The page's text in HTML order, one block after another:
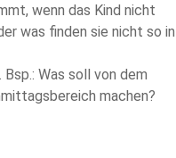
wenn das Kind nicht
was finden sie nicht so in
Was soll von dem
machen?